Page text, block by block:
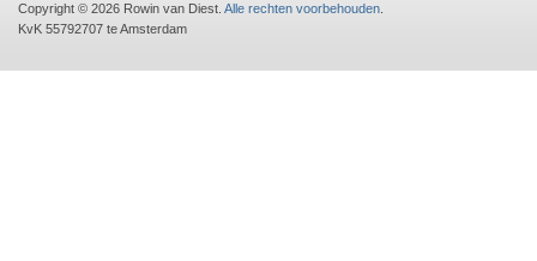
Copyright © 2026 Rowin van Diest. Alle rechten voorbehouden
KvK 55792707 te Amsterdam